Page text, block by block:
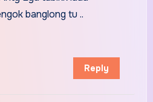
banglong tu ..
Reply